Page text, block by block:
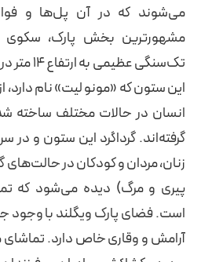
می‌شوند که در آن پل‌ها و
مشهورترین بخش پارک،
تک‌سنگی
انسان در حالات مختلف ساخته
گرفته‌اند. گرداگرد این ستون و در
زنان، مردان و کودکان در حالت‌های
پیری و مرگ) دیده می‌شود که
است. فضای پارک ویگلند با وجود
آرامش و وقاری خاص دارد.